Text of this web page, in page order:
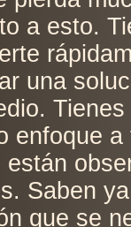
a esto.
una
enfoque a
están
Saben
que se